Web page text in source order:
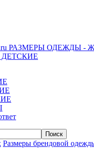
РАЗМЕРЫ ОДЕЖДЫ -
Размеры брендовой